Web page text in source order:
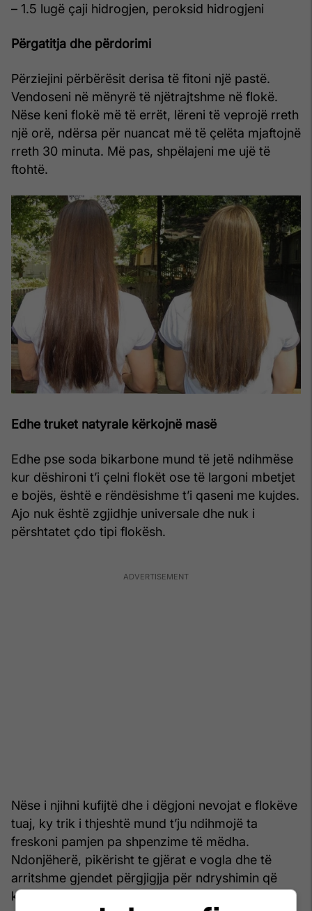
– 1.5 lugë çaji hidrogjen, peroksid hidrogjeni
Përgatitja dhe përdorimi
Përziejini përbërësit derisa të fitoni një pastë.
Vendoseni në mënyrë të njëtrajtshme në flokë.
Nëse keni flokë më të errët, lëreni të veprojë rreth
një orë, ndërsa për nuancat më të çelëta mjaftojnë
rreth 30 minuta. Më pas, shpëlajeni me ujë të
ftohtë.
Edhe truket natyrale kërkojnë masë
Edhe pse soda bikarbone mund të jetë ndihmëse
kur dëshironi t’i çelni flokët ose të largoni mbetjet
e bojës, është e rëndësishme t’i qaseni me kujdes.
Ajo nuk është zgjidhje universale dhe nuk i
përshtatet çdo tipi flokësh.
Nëse i njihni kufijtë dhe i dëgjoni nevojat e flokëve
tuaj, ky trik i thjeshtë mund t’ju ndihmojë ta
freskoni pamjen pa shpenzime të mëdha.
Ndonjëherë, pikërisht te gjërat e vogla dhe të
arritshme gjendet përgjigjja për ndryshimin që
kërkoni.